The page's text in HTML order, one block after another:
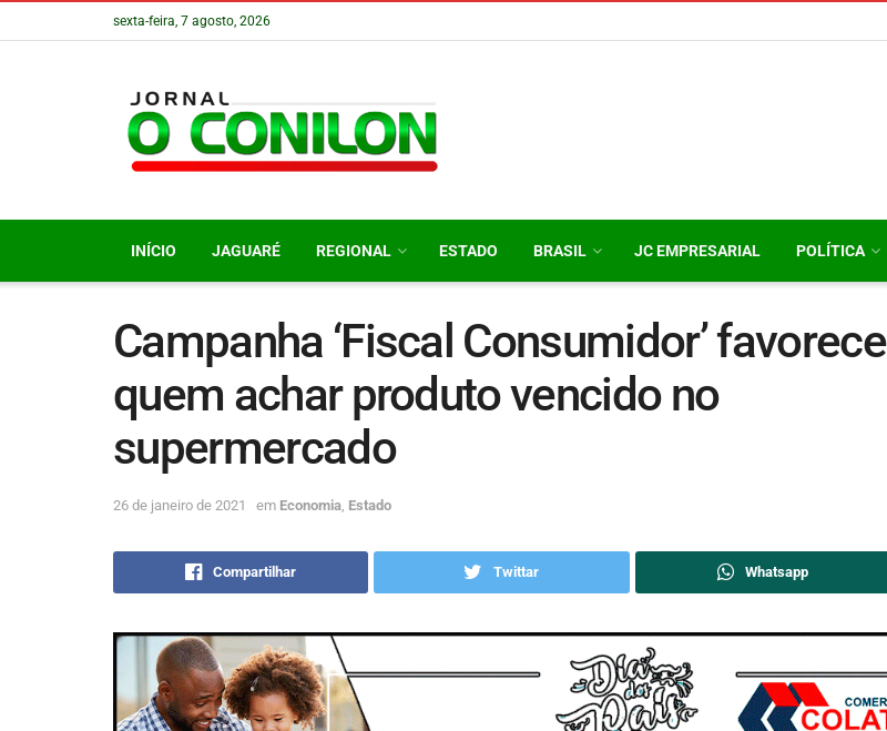
sexta-feira, 7 agosto, 2026
INÍCIO JAGUARÉ REGIONAL ESTADO BRASIL JC EMPRESARIAL POLÍTICA
Campanha ‘Fiscal Consumidor’ favorece
quem achar produto vencido no
supermercado
26 de janeiro de 2021 em Economia Estado
Compartilhar Twittar Whatsapp